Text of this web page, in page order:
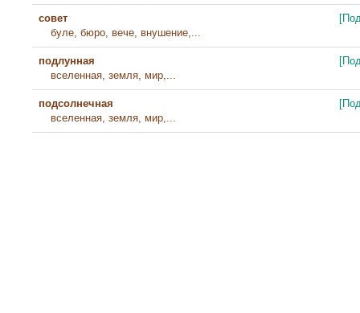
совет
буле, бюро, вече, внушение,...
подлунная
вселенная, земля, мир,...
подсолнечная
вселенная, земля, мир,...